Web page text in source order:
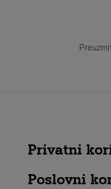
Privatni
Poslovni